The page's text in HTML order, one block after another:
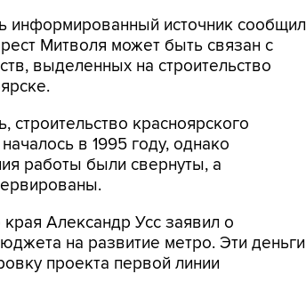
информированный источник сообщил
Митволя может быть связан с
выделенных на строительство
строительство красноярского
в 1995 году, однако
работы были свернуты, а
Александр Усс заявил о
на развитие метро. Эти деньги
проекта первой линии